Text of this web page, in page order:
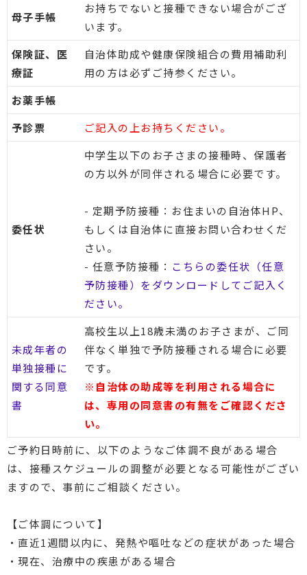
母子手帳
お持ちでないと接種できない場合がござ
います。
保険証、医
療証
自治体助成や健康保険組合の費用補助利
用の方は必ずご持参ください。
お薬手帳
予診票
ご記入の上お持ちください。
委任状
中学生以下のお子さまの接種時、保護者
の方以外が同伴される場合に必要です。
- 定期予防接種：お住まいの自治体HP、
もしくは自治体に直接お問い合わせくだ
さい。
- 任意予防接種： こちらの委任状（任意
予防接種）をダウンロードしてご記入く
ださい。
未成年者の
単独接種に
関する同意
書
高校生以上18歳未満のお子さまが、ご同
伴なく単独で予防接種される場合に必要
です。
※自治体の助成等を利用される場合に
は、専用の同意書の有無をご確認くださ
い。
ご予約日時前に、以下のようなご体調不良がある場合
は、接種スケジュールの調整が必要となる可能性がござい
ますので、事前にご相談ください。
【ご体調について】
・直近1週間以内に、発熱や嘔吐などの症状があった場合
・現在、治療中の疾患がある場合